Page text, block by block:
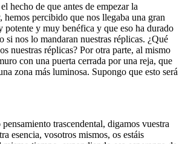
hecho de que antes de empezar la
hemos percibido que nos llegaba una gran
potente y muy benéfica y que eso ha durado
si nos lo mandaran nuestras réplicas. ¿Qué
nuestras réplicas? Por otra parte, al mismo
con una puerta cerrada por una reja, que
zona más luminosa. Supongo que esto será
trascendental, digamos vuestra
esencia, vosotros mismos, os estáis